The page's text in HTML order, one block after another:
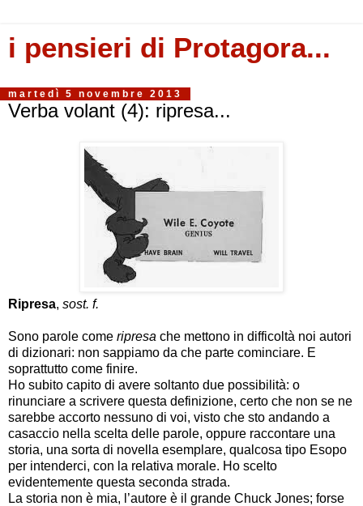
i pensieri di Protagora...
martedì 5 novembre 2013
Verba volant (4): ripresa...
Ripresa, sost. f.
Sono parole come ripresa che mettono in difficoltà noi autori
di dizionari: non sappiamo da che parte cominciare. E
soprattutto come finire.
Ho subito capito di avere soltanto due possibilità: o
rinunciare a scrivere questa definizione, certo che non se ne
sarebbe accorto nessuno di voi, visto che sto andando a
casaccio nella scelta delle parole, oppure raccontare una
storia, una sorta di novella esemplare, qualcosa tipo Esopo
per intenderci, con la relativa morale. Ho scelto
evidentemente questa seconda strada.
La storia non è mia, l’autore è il grande Chuck Jones; forse